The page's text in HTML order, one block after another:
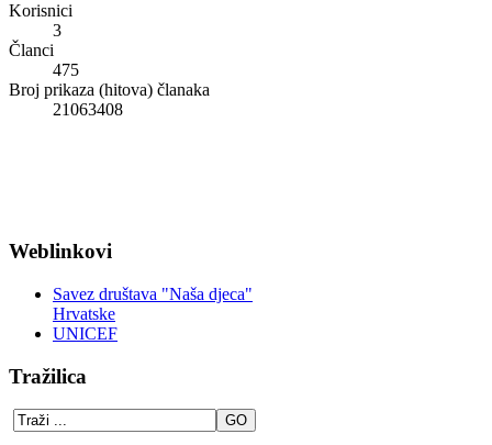
Korisnici
3
Članci
475
Broj prikaza (hitova) članaka
21063408
Weblinkovi
Savez društava "Naša djeca"
Hrvatske
UNICEF
Tražilica